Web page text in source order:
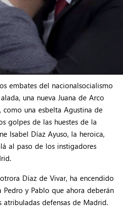
embates del nacionalsocialismo
una nueva Juana de Arco
una esbelta Agustina de
golpes de las huestes de la
Isabel Díaz Ayuso, la heroica,
al paso de los instigadores
Díaz de Vivar, ha encendido
Pedro y Pablo que ahora deberán
atribuladas defensas de Madrid.